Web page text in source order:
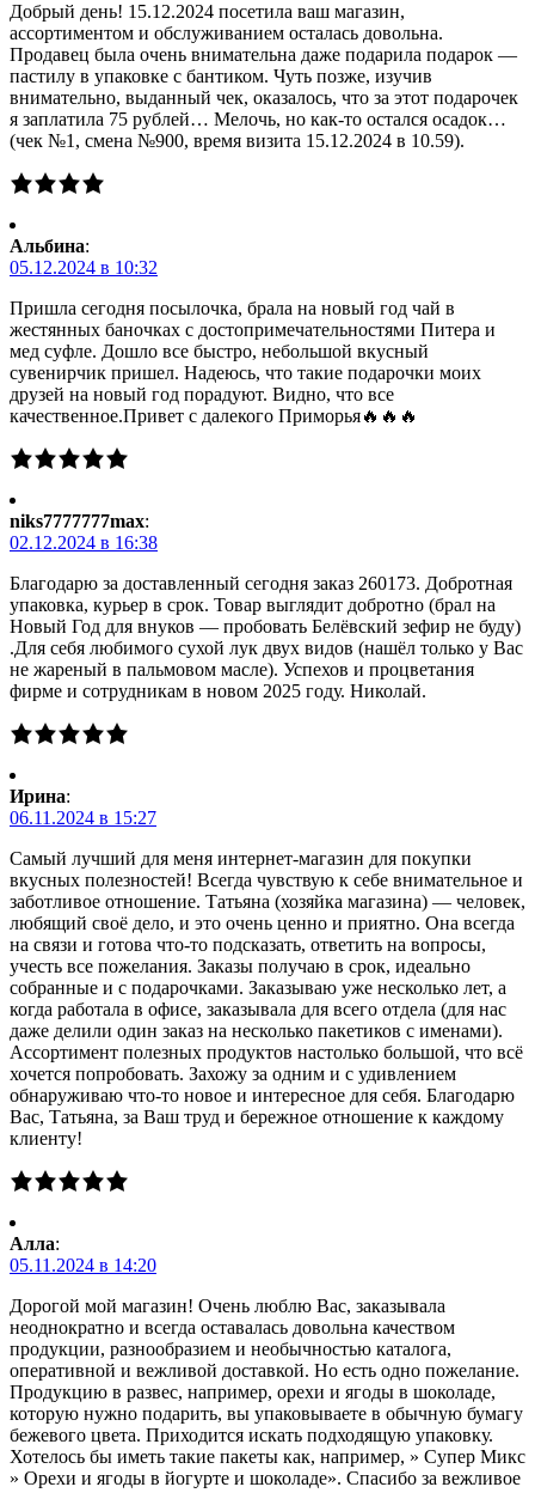
Добрый день! 15.12.2024 посетила ваш магазин,
ассортиментом и обслуживанием осталась довольна.
Продавец была очень внимательна даже подарила подарок —
пастилу в упаковке с бантиком. Чуть позже, изучив
внимательно, выданный чек, оказалось, что за этот подарочек
я заплатила 75 рублей… Мелочь, но как-то остался осадок…
(чек №1, смена №900, время визита 15.12.2024 в 10.59).
Альбина:
05.12.2024 в 10:32
Пришла сегодня посылочка, брала на новый год чай в
жестянных баночках с достопримечательностями Питера и
мед суфле. Дошло все быстро, небольшой вкусный
сувенирчик пришел. Надеюсь, что такие подарочки моих
друзей на новый год порадуют. Видно, что все
качественное.Привет с далекого Приморья🔥🔥🔥
niks7777777max:
02.12.2024 в 16:38
Благодарю за доставленный сегодня заказ 260173. Добротная
упаковка, курьер в срок. Товар выглядит добротно (брал на
Новый Год для внуков — пробовать Белёвский зефир не буду)
.Для себя любимого сухой лук двух видов (нашёл только у Вас
не жареный в пальмовом масле). Успехов и процветания
фирме и сотрудникам в новом 2025 году. Николай.
Ирина:
06.11.2024 в 15:27
Самый лучший для меня интернет-магазин для покупки
вкусных полезностей! Всегда чувствую к себе внимательное и
заботливое отношение. Татьяна (хозяйка магазина) — человек,
любящий своё дело, и это очень ценно и приятно. Она всегда
на связи и готова что-то подсказать, ответить на вопросы,
учесть все пожелания. Заказы получаю в срок, идеально
собранные и с подарочками. Заказываю уже несколько лет, а
когда работала в офисе, заказывала для всего отдела (для нас
даже делили один заказ на несколько пакетиков с именами).
Ассортимент полезных продуктов настолько большой, что всё
хочется попробовать. Захожу за одним и с удивлением
обнаруживаю что-то новое и интересное для себя. Благодарю
Вас, Татьяна, за Ваш труд и бережное отношение к каждому
клиенту!
Алла:
05.11.2024 в 14:20
Дорогой мой магазин! Очень люблю Вас, заказывала
неоднократно и всегда оставалась довольна качеством
продукции, разнообразием и необычностью каталога,
оперативной и вежливой доставкой. Но есть одно пожелание.
Продукцию в развес, например, орехи и ягоды в шоколаде,
которую нужно подарить, вы упаковываете в обычную бумагу
бежевого цвета. Приходится искать подходящую упаковку.
Хотелось бы иметь такие пакеты как, например, » Супер Микс
» Орехи и ягоды в йогурте и шоколаде». Спасибо за вежливое